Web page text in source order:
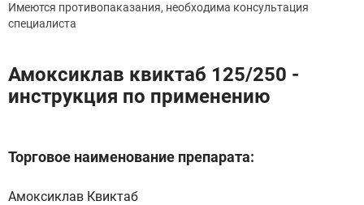
Имеются противопаказания, необходима консультация
специалиста
Амоксиклав квиктаб 125/250 -
инструкция по применению
Торговое наименование препарата:
Амоксиклав Квиктаб